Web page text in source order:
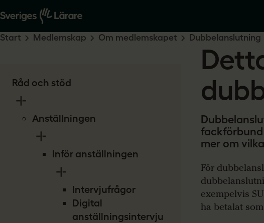
Råd och stöd
Anställningen
Inför anställningen
Intervjufrågor
Digital
anställningsintervju
Start Medlemskap Om medlemskapet Dubbelanslutning
mer om
För
exempelvis
ha betalat